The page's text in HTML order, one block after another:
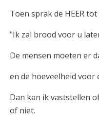
Toen sprak de HEER tot
"Ik zal brood voor u
De mensen moeten er
en de hoeveelheid voor
Dan kan ik vaststellen
of niet.